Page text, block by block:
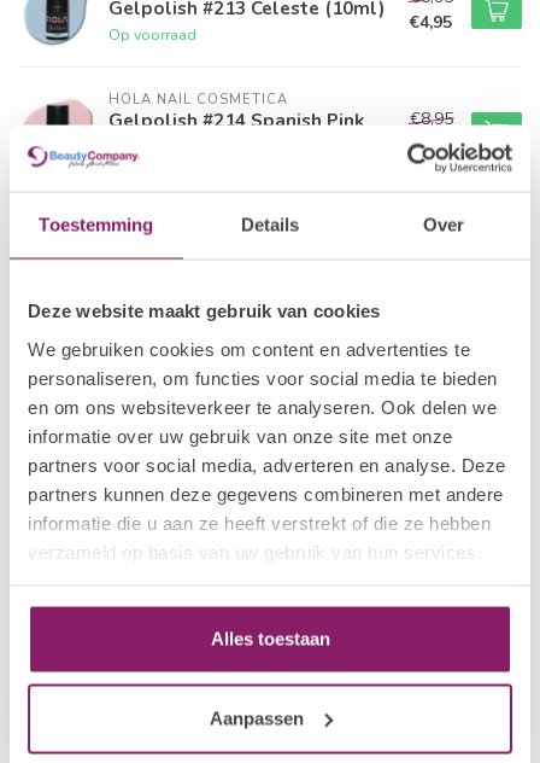
Toestemming Details Over
Deze website maakt gebruik van cookies
We gebruiken cookies om content en advertenties te
personaliseren, om functies voor social media te bieden
en om ons websiteverkeer te analyseren. Ook delen we
informatie over uw gebruik van onze site met onze
partners voor social media, adverteren en analyse. Deze
partners kunnen deze gegevens combineren met andere
informatie die u aan ze heeft verstrekt of die ze hebben
verzameld op basis van uw gebruik van hun services.
Alles toestaan
Aanpassen
Gelpolish #213 Celeste (10ml)
Op voorraad
€4,95
HOLA NAIL COSMETICA
Gelpolish #214 Spanish Pink
Op voorraad
€8,95
€4,95
HOLA NAIL COSMETICA
(10ml)
HOLA NAIL COSMETICA
Gelpolish #216 Carnation
(10ml)
Op voorraad
€8,95
€4,95
HOLA NAIL COSMETICA
Gelpolish #217 Terracotta
(10ml)
Op voorraad
€8,95
€4,95
Recent bekeken
-56%